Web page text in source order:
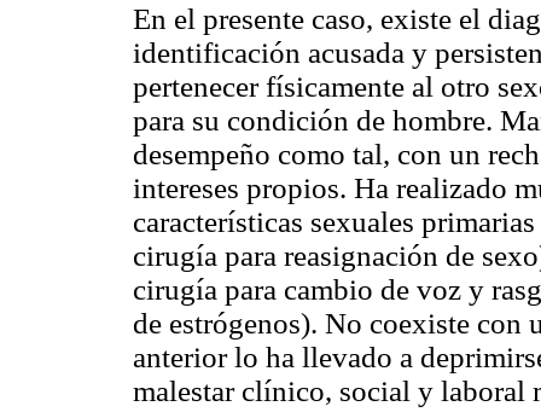
En el presente caso, existe el
identificación acusada y
pertenecer físicamente al otro
para su condición de hombre.
desempeño como tal, con un
intereses propios. Ha realizado
características sexuales
cirugía para reasignación de
cirugía para cambio de voz y
de estrógenos). No coexiste con
anterior lo ha llevado a
malestar clínico, social y laboral